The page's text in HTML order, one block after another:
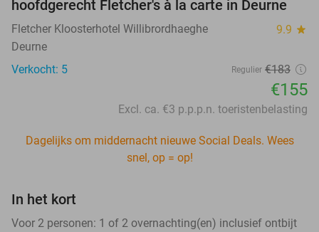
hoofdgerecht Fletcher's à la carte in Deurne
Fletcher Kloosterhotel Willibrordhaeghe 9.9 star
Deurne
Verkocht: 5
Regulier €183
€155
Excl. ca. €3 p.p.p.n. toeristenbelasting
Dagelijks om middernacht nieuwe Social Deals. Wees
snel, op = op!
In het kort
Voor 2 personen: 1 of 2 overnachting(en) inclusief ontbijt